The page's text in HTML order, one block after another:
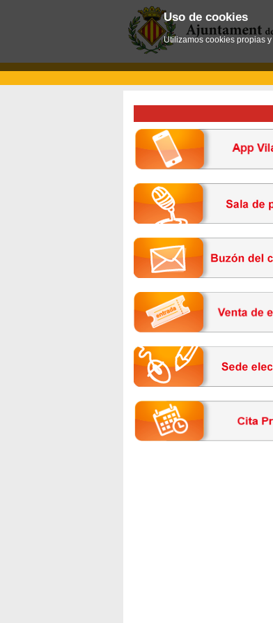
Uso de cookies
Utilizamos cookies propias